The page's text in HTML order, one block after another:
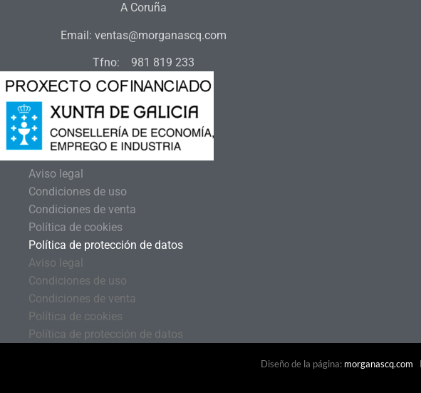
A Coruña
Email: ventas@morganascq.com
Tfno: 981 819 233
Aviso legal
Condiciones de uso
Condiciones de venta
Política de cookies
Política de protección de datos
Aviso legal
Condiciones de uso
Condiciones de venta
Política de cookies
Política de protección de datos
Diseño de la página: morganascq.com